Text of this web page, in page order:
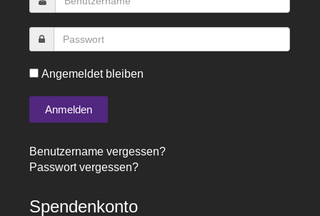
Angemeldet bleiben
Benutzername vergessen?
Passwort vergessen?
Spendenkonto